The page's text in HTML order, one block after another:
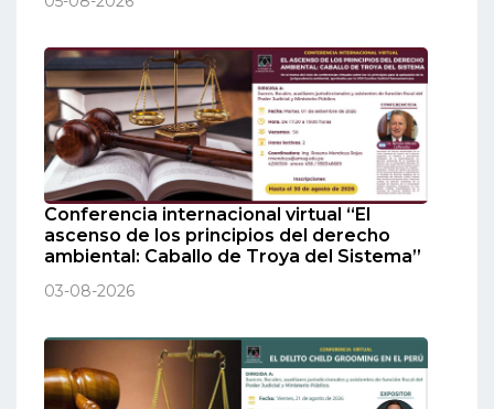
Conferencia internacional virtual “El
ascenso de los principios del derecho
ambiental: Caballo de Troya del Sistema”
03-08-2026